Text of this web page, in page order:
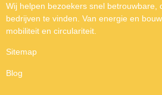
Wij helpen bezoekers snel betrouwbare,
bedrijven te vinden. Van energie en
mobiliteit en circulariteit.
Sitemap
Blog